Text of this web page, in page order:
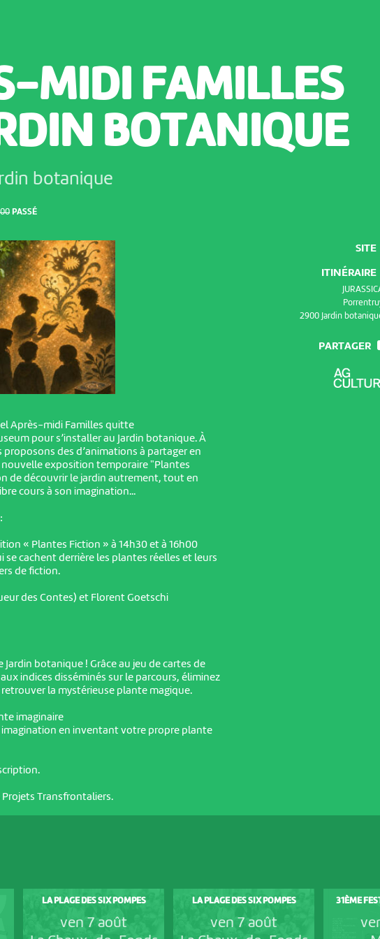
NOUS
En
PASSÉ
MIDI FAMILLES
BOTANIQUE
botanique
Après-midi Familles quitte
pour s’installer au Jardin botanique. À
des d’animations à partager en
exposition temporaire "Plantes
de découvrir le jardin autrement, tout en
cours à son imagination...
« Plantes Fiction » à 14h30 et à 16h00
se cachent derrière les plantes réelles et leurs
de fiction.
des Contes) et Florent Goetschi
botanique ! Grâce au jeu de cartes de
indices disséminés sur le parcours, éliminez
la mystérieuse plante magique.
imaginaire
imagination en inventant votre propre plante
Transfrontaliers.
SITE
ITINÉRAIRE
2900 Jardin
PARTAGER
LA PLAGE DES SIX POMPES
ven 7 août
LA PLAGE DES SIX POMPES
ven 7 août
31ÈME